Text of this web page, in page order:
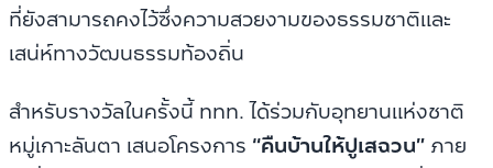
ที่ยังสามารถคงไว้ซึ่งความสวยงามของธรรมชาติและ
เสน่ห์ทางวัฒนธรรมท้องถิ่น
สำหรับรางวัลในครั้งนี้ ททท. ได้ร่วมกับอุทยานแห่งชาติ
หมู่เกาะลันตา เสนอโครงการ “คืนบ้านให้ปูเสฉวน” ภาย